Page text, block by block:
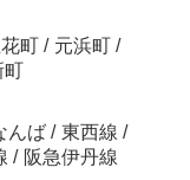
町 / 元浜町 /
町
んば / 東西線 /
/ 阪急伊丹線